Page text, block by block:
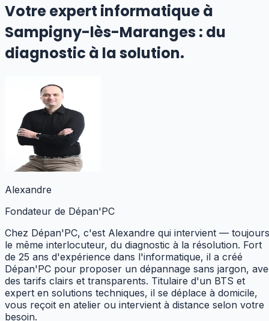
Votre expert informatiqueà
Sampigny-lès-Maranges : du
diagnostic à la solution.
Alexandre
Fondateur de Dépan'PC
Chez Dépan'PC, c'est Alexandre qui intervient — toujours
le même interlocuteur, du diagnostic à la résolution. Fort
de 25 ans d'expérience dans l'informatique, il a créé
Dépan'PC pour proposer un dépannage sans jargon,
des tarifs clairs et transparents. Titulaire d'un BTS et
expert en solutions techniques, il se déplace à domicile,
vous reçoit en atelier ou intervient à distance selon votre
besoin.